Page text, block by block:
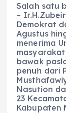
Salah satu
–
Demokrat
Agustus
menerima
bawak
penuh dari
Nasution
23
Kabupaten